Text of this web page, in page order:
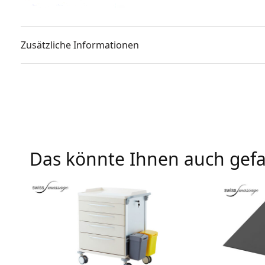
Zusätzliche Informationen
Das könnte Ihnen auch